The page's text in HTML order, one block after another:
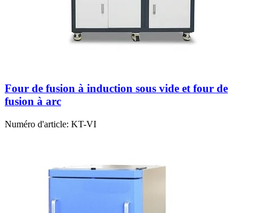
Four de fusion à induction sous vide et four de
fusion à arc
Numéro d'article: KT-VI